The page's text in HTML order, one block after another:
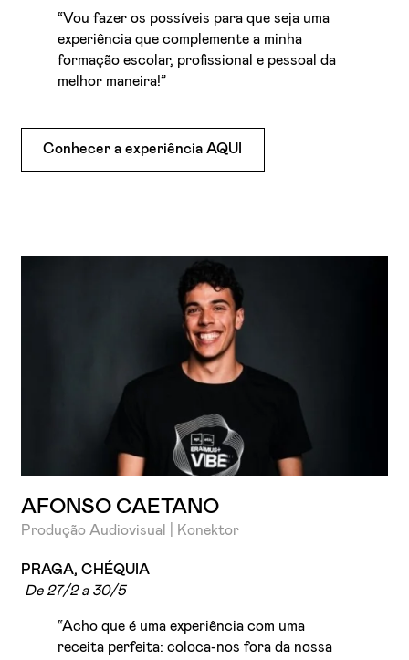
“Vou fazer os possíveis para que seja uma
experiência que complemente a minha
formação escolar, profissional e pessoal da
melhor maneira!”
Conhecer a experiência AQUI
AFONSO CAETANO
Produção Audiovisual | Konektor
PRAGA, CHÉQUIA
De 27/2 a 30/5
“Acho que é uma experiência com uma
receita perfeita: coloca-nos fora da nossa